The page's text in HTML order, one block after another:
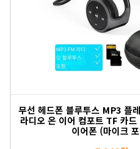
무선 헤드폰 블루투스 MP3 플
라디오 온 이어 컴포트 TF 카드
이어폰 (마이크